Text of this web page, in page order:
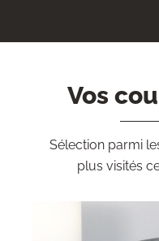
Vos
Sélection parmi
plus visités